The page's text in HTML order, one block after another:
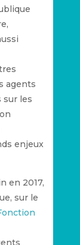
agents
sur les
enjeux
en 2017,
sur le